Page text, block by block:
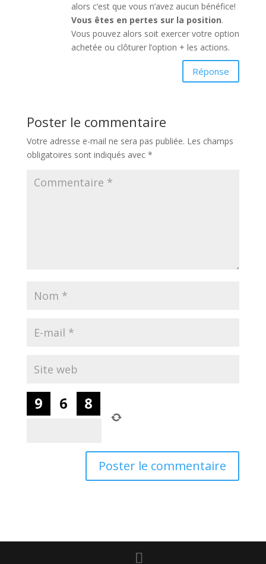
alors c’est que vous n’avez aucun bénéfice!
Vous êtes en pertes sur la position.
Vous pouvez alors soit exercer votre option
achetée ou clôturer l’option + les actions.
Réponse
Poster le commentaire
Votre adresse e-mail ne sera pas publiée. Les champs
obligatoires sont indiqués avec *